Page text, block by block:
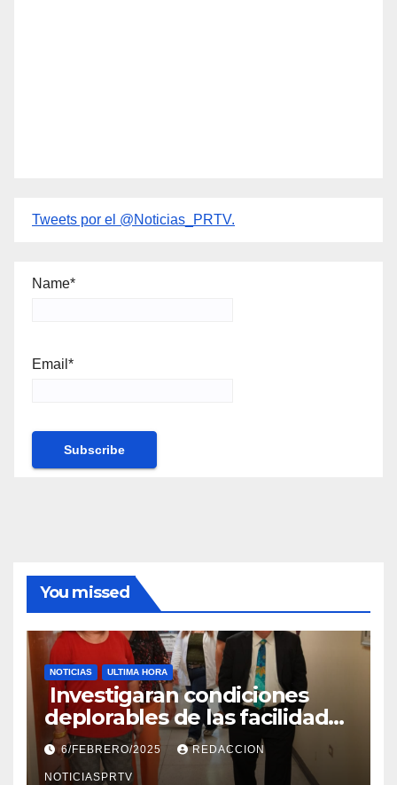
Tweets por el @Noticias_PRTV.
Name*
Email*
You missed
NOTICIAS ULTIMA HORA
Investigaran condiciones
deplorables de las facilidades
el Departamento de la Salud
en Mayagüez
6/FEBRERO/2025 REDACCION
NOTICIASPRTV